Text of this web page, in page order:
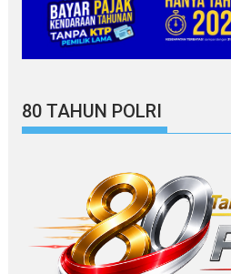
80 TAHUN POLRI